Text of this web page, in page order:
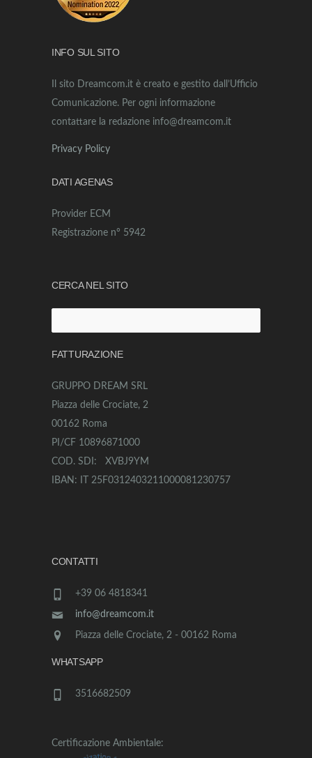
INFO SUL SITO
Il sito Dreamcom.it è creato e gestito dall’Ufficio
Comunicazione. Per ogni informazione
contattare la redazione info@dreamcom.it
Privacy Policy
DATI AGENAS
Provider ECM
Registrazione n° 5942
CERCA NEL SITO
per:
FATTURAZIONE
GRUPPO DREAM SRL
Piazza delle Crociate, 2
00162 Roma
PI/CF 10896871000
COD. SDI: XVBJ9YM
IBAN: IT 25F0312403211000081230757
CONTATTI
+39 06 4818341
info@dreamcom.it
Piazza delle Crociate, 2 - 00162 Roma
WHATSAPP
3516682509
Certificazione Ambientale: